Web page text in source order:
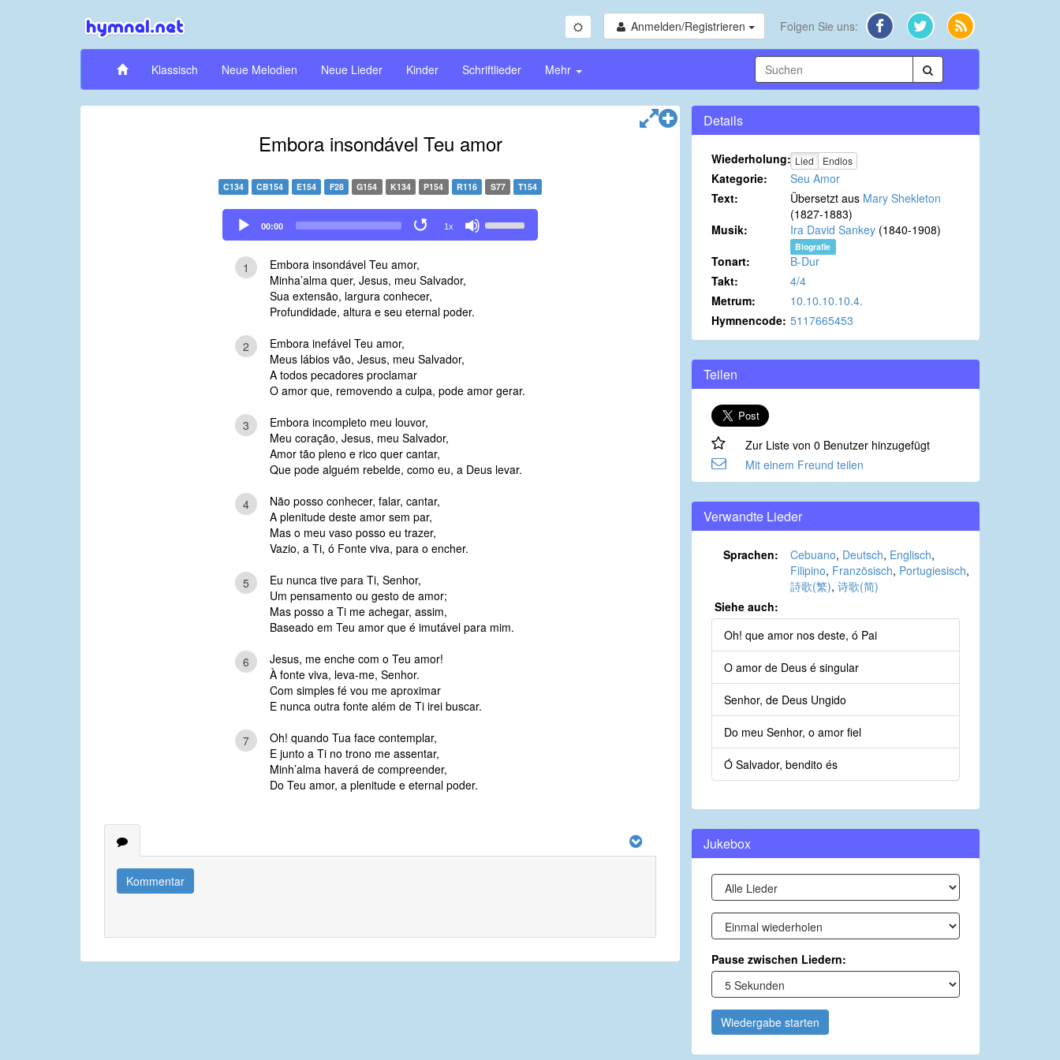
Anmelden/Registrieren Folgen Sie uns:
Klassisch Neue Melodien Neue Lieder Kinder Schriftlieder Mehr
Embora insondável Teu amor
C134 CB154 E154 F28 G154 K134 P154 R116 S77 T154
Audio
Player
00:00 1x
Up/Down
1
Embora insondável Teu amor,
Minha’alma quer, Jesus, meu Salvador,
Sua extensão, largura conhecer,
Profundidade, altura e seu eternal poder.
2
Embora inefável Teu amor,
Meus lábios vão, Jesus, meu Salvador,
A todos pecadores proclamar
O amor que, removendo a culpa, pode amor gerar.
3
Embora incompleto meu louvor,
Meu coração, Jesus, meu Salvador,
Amor tão pleno e rico quer cantar,
Que pode alguém rebelde, como eu, a Deus levar.
4
Não posso conhecer, falar, cantar,
A plenitude deste amor sem par,
Mas o meu vaso posso eu trazer,
Vazio, a Ti, ó Fonte viva, para o encher.
5
Eu nunca tive para Ti, Senhor,
Um pensamento ou gesto de amor;
Mas posso a Ti me achegar, assim,
Baseado em Teu amor que é imutável para mim.
6
Jesus, me enche com o Teu amor!
À fonte viva, leva-me, Senhor.
Com simples fé vou me aproximar
E nunca outra fonte além de Ti irei buscar.
7
Oh! quando Tua face contemplar,
E junto a Ti no trono me assentar,
Minh’alma haverá de compreender,
Do Teu amor, a plenitude e eternal poder.
Kommentar
Details
Wiederholung: Lied Endlos
Kategorie:
Seu Amor
Text:
Übersetzt aus Mary Shekleton
(1827-1883)
Musik:
Ira David Sankey (1840-1908)
Biografie
Tonart:
B-Dur
Takt:
4/4
Metrum:
10.10.10.10.4.
Hymnencode: 5117665453
Teilen
Zur Liste von 0 Benutzer hinzugefügt
Mit einem Freund teilen
Verwandte Lieder
Sprachen: Cebuano, Deutsch, Englisch,
Filipino, Französisch, Portugiesisch,
詩歌(繁), 诗歌(简)
Siehe auch:
Oh! que amor nos deste, ó Pai
O amor de Deus é singular
Senhor, de Deus Ungido
Do meu Senhor, o amor fiel
Ó Salvador, bendito és
Jukebox
Pause zwischen Liedern:
Wiedergabe starten